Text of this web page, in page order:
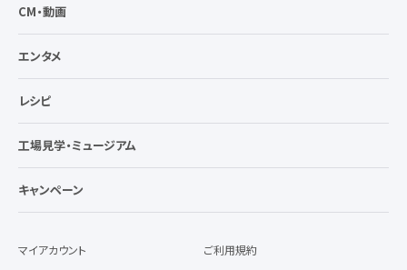
CM・動画
エンタメ
レシピ
工場見学・ミュージアム
キャンペーン
マイアカウント
ご利用規約